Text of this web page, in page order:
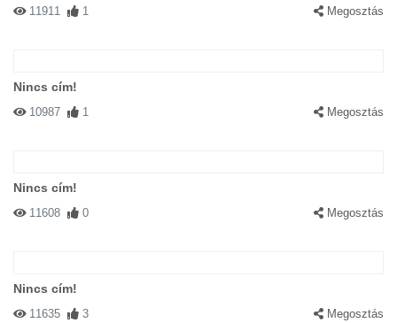
11911 1 Megosztás
Nincs cím!
10987 1 Megosztás
Nincs cím!
11608 0 Megosztás
Nincs cím!
11635 3 Megosztás